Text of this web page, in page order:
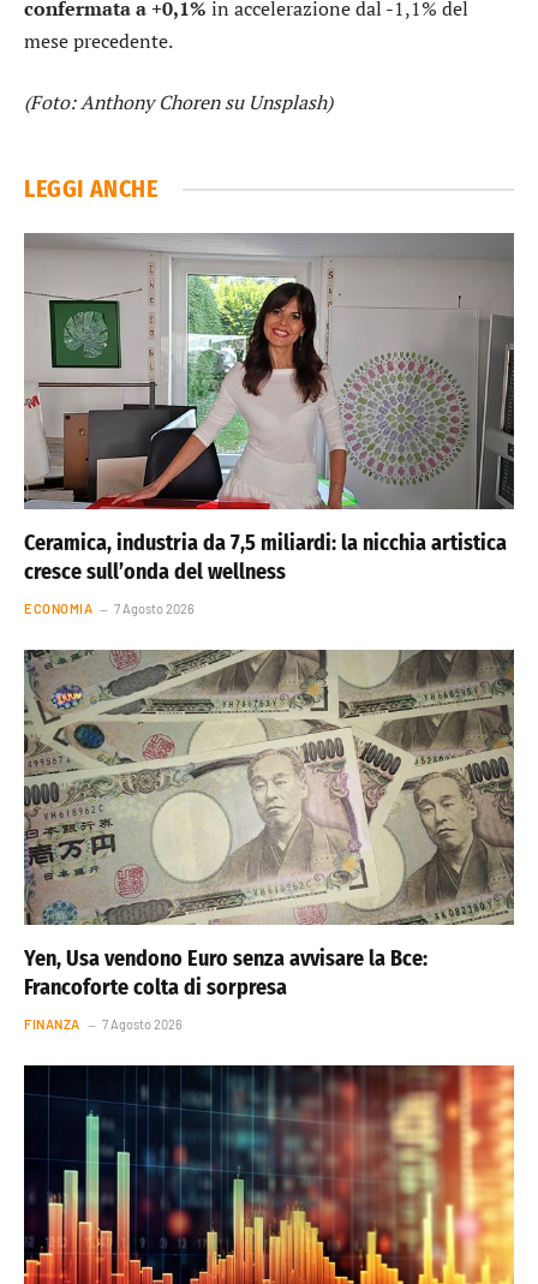
confermata a +0,1% in accelerazione dal -1,1% del
mese precedente.
(Foto: Anthony Choren su Unsplash)
LEGGI ANCHE
Ceramica, industria da 7,5 miliardi: la nicchia artistica
cresce sull’onda del wellness
ECONOMIA 7 Agosto 2026
Yen, Usa vendono Euro senza avvisare la Bce:
Francoforte colta di sorpresa
FINANZA 7 Agosto 2026